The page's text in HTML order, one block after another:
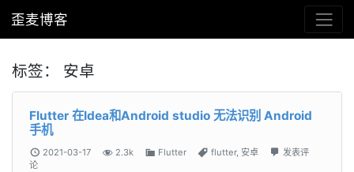
歪麦博客
标签： 安卓
Flutter 在Idea和Android studio 无法识别 Android
手机
2021-03-17 2.3k Flutter flutter, 安卓
发表评
论